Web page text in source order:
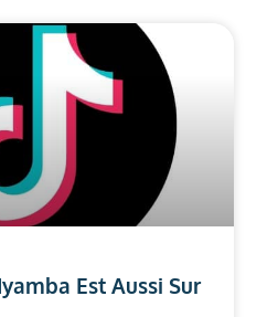
Est Aussi Sur